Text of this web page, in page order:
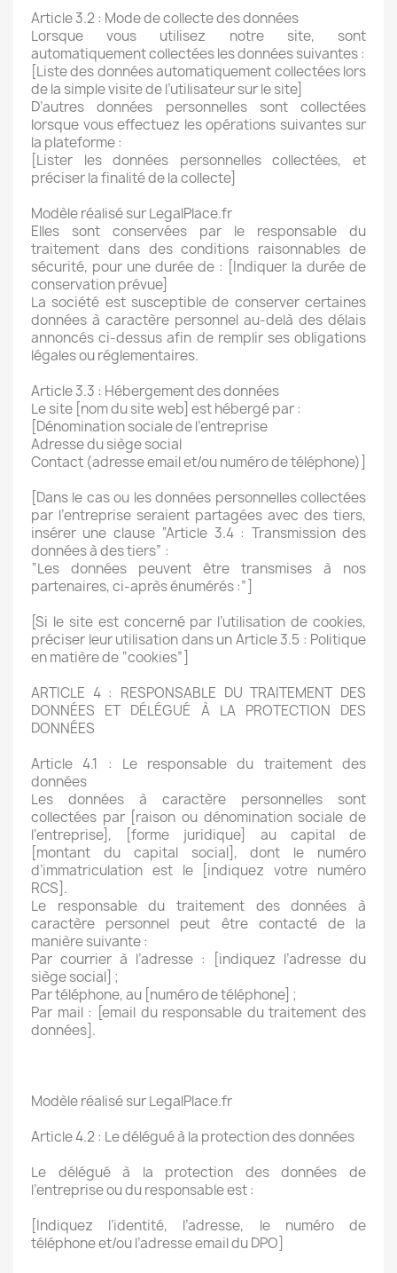
Article 3.2 : Mode de collecte des données
Lorsque vous utilisez notre site, sont
automatiquement collectées les données suivantes :
[Liste des données automatiquement collectées lors
de la simple visite de l’utilisateur sur le site]
D’autres données personnelles sont collectées
lorsque vous effectuez les opérations suivantes sur
la plateforme :
[Lister les données personnelles collectées, et
préciser la finalité de la collecte]
Modèle réalisé sur LegalPlace.fr
Elles sont conservées par le responsable du
traitement dans des conditions raisonnables de
sécurité, pour une durée de : [Indiquer la durée de
conservation prévue]
La société est susceptible de conserver certaines
données à caractère personnel au-delà des délais
annoncés ci-dessus afin de remplir ses obligations
légales ou réglementaires.
Article 3.3 : Hébergement des données
Le site [nom du site web] est hébergé par :
[Dénomination sociale de l’entreprise
Adresse du siège social
Contact (adresse email et/ou numéro de téléphone)]
[Dans le cas ou les données personnelles collectées
par l’entreprise seraient partagées avec des tiers,
insérer une clause “Article 3.4 : Transmission des
données à des tiers” :
“Les données peuvent être transmises à nos
partenaires, ci-après énumérés :”]
[Si le site est concerné par l’utilisation de cookies,
préciser leur utilisation dans un Article 3.5 : Politique
en matière de “cookies”]
ARTICLE 4 : RESPONSABLE DU TRAITEMENT DES
DONNÉES ET DÉLÉGUÉ À LA PROTECTION DES
DONNÉES
Article 4.1 : Le responsable du traitement des
données
Les données à caractère personnelles sont
collectées par [raison ou dénomination sociale de
l’entreprise], [forme juridique] au capital de
[montant du capital social], dont le numéro
d’immatriculation est le [indiquez votre numéro
RCS].
Le responsable du traitement des données à
caractère personnel peut être contacté de la
manière suivante :
Par courrier à l’adresse : [indiquez l’adresse du
siège social] ;
Par téléphone, au [numéro de téléphone] ;
Par mail : [email du responsable du traitement des
données].
Modèle réalisé sur LegalPlace.fr
Article 4.2 : Le délégué à la protection des données
Le délégué à la protection des données de
l’entreprise ou du responsable est :
[Indiquez l’identité, l’adresse, le numéro de
téléphone et/ou l’adresse email du DPO]